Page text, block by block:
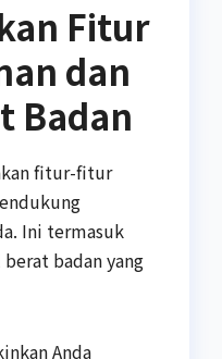
Fitur
dan
Badan
fitur-fitur
Ini termasuk
badan yang
Anda